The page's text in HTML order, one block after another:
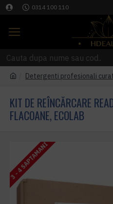
0314 100 110
Detergenti profesionali
KIT DE REÎNCĂRCARE
FLACOANE, ECOLAB
3 - 4 SAPTAMANI